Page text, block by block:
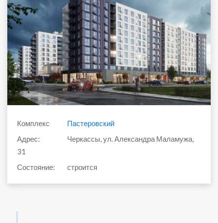
Комплекс
Пастеровский
Адрес:
Черкассы, ул. Александра Маламужа,
31
Состояние:
строится